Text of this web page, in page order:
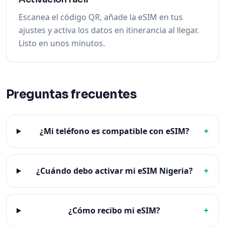
Escanea el código QR, añade la eSIM en tus
ajustes y activa los datos en itinerancia al llegar.
Listo en unos minutos.
Preguntas frecuentes
¿Mi teléfono es compatible con eSIM? +
¿Cuándo debo activar mi eSIM Nigeria? +
¿Cómo recibo mi eSIM? +